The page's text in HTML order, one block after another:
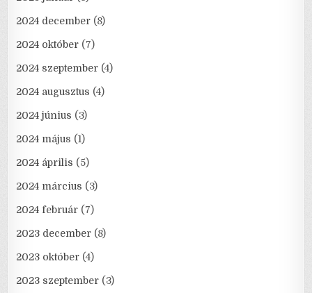
2024 december (8)
2024 október (7)
2024 szeptember (4)
2024 augusztus (4)
2024 június (3)
2024 május (1)
2024 április (5)
2024 március (3)
2024 február (7)
2023 december (8)
2023 október (4)
2023 szeptember (3)